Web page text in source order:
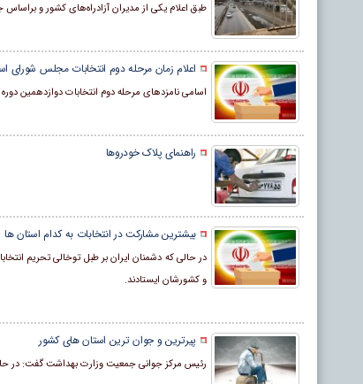
طبق اعلام یکی از مدیران آزادراه‌های کشور و براساس
اعلام زمان مرحله دوم انتخابات مجلس شورای
اسامی نامزدهای مرحله دوم انتخابات دوازدهمین
راهنمای پلاک خودروها
بیشترین مشارکت در انتخابات به کدام استان
در حالی که دشمنان ایران بر طبل توخالی تحریم
و کشورشان ایستادند.
پیرترین و جوان ترین استان های کشور
رئیس مرکز جوانی جمعیت وزارت بهداشت گفت: در حال